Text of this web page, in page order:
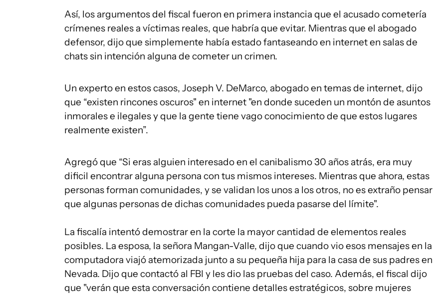
Así, los argumentos del fiscal fueron en primera instancia que el acusado cometería
crímenes reales a víctimas reales, que habría que evitar. Mientras que el abogado
defensor, dijo que simplemente había estado fantaseando en internet en salas de
chats sin intención alguna de cometer un crimen.
Un experto en estos casos, Joseph V. DeMarco, abogado en temas de internet, dijo
que “existen rincones oscuros" en internet "en donde suceden un montón de asuntos
inmorales e ilegales y que la gente tiene vago conocimiento de que estos lugares
realmente existen”.
Agregó que “Si eras alguien interesado en el canibalismo 30 años atrás, era muy
dificil encontrar alguna persona con tus mismos intereses. Mientras que ahora, estas
personas forman comunidades, y se validan los unos a los otros, no es extraño pensar
que algunas personas de dichas comunidades pueda pasarse del límite".
La fiscalía intentó demostrar en la corte la mayor cantidad de elementos reales
posibles. La esposa, la señora Mangan-Valle, dijo que cuando vio esos mensajes en la
computadora viajó atemorizada junto a su pequeña hija para la casa de sus padres en
Nevada. Dijo que contactó al FBI y les dio las pruebas del caso. Además, el fiscal dijo
que "verán que esta conversación contiene detalles estratégicos, sobre mujeres